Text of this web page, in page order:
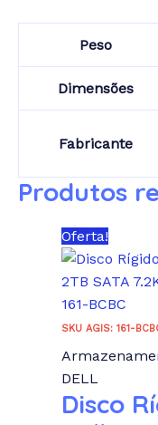
Peso
Dimensões
Fabricante
Produtos
Oferta!
SKU AGIS: 161-
DELL
Disco